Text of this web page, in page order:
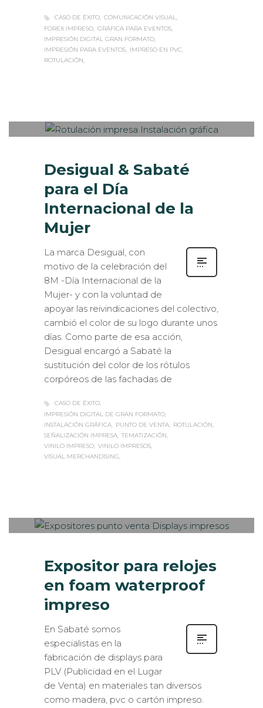
CASO DE ÉXITO COMUNICACIÓN VISUAL
FOREX IMPRESO GRÁFICA PARA EVENTOS
IMPRESIÓN DIGITAL GRAN FORMATO
IMPRESIÓN PARA EVENTOS
IMPRESO EN PVC
ROTULACIÓN
Desigual & Sabaté
para el Día
Internacional de la
Mujer
La marca Desigual, con
motivo de la celebración del
8M -Día Internacional de la
Mujer- y con la voluntad de
apoyar las reivindicaciones del colectivo,
cambió el color de su logo durante unos
días. Como parte de esa acción,
Desigual encargó a Sabaté la
sustitución del color de los rótulos
corpóreos de las fachadas de
CASO DE ÉXITO
IMPRESIÓN DIGITAL DE GRAN FORMATO
INSTALACIÓN GRÁFICA
PUNTO DE VENTA
ROTULACIÓN
SEÑALIZACIÓN IMPRESA TEMATIZACIÓN
VINILO IMPRESO VINILO IMPRESOS
VISUAL MERCHANDISING
Expositor para relojes
en foam waterproof
impreso
En Sabaté somos
especialistas en la
fabricación de displays para
PLV (Publicidad en el Lugar
de Venta) en materiales tan diversos
como madera, pvc o cartón impreso.